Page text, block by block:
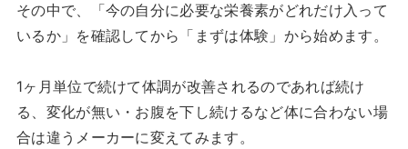
その中で、「今の自分に必要な栄養素がどれだけ入って
いるか」を確認してから「まずは体験」から始めます。
1ヶ月単位で続けて体調が改善されるのであれば続け
る、変化が無い・お腹を下し続けるなど体に合わない場
合は違うメーカーに変えてみます。